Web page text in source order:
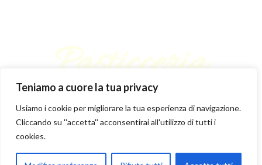
Teniamo a cuore la tua privacy
Usiamo i cookie per migliorare la tua esperienza di navigazione.
Cliccando su ''accetta'' acconsentirai all'utilizzo di tutti i
cookies.
Pasticceria
Bianco
Iscriviti subito alla newsletter per ricevere un